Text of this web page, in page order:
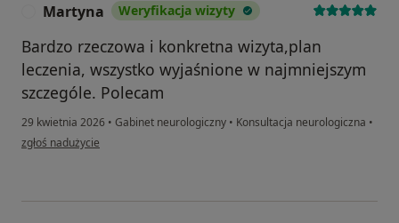
Martyna Weryfikacja wizyty
Bardzo rzeczowa i konkretna wizyta,plan
leczenia, wszystko wyjaśnione w najmniejszym
szczególe. Polecam
29 kwietnia 2026 • Gabinet neurologiczny • Konsultacja neurologiczna •
w opinii użytkownika Martyna
zgłoś nadużycie